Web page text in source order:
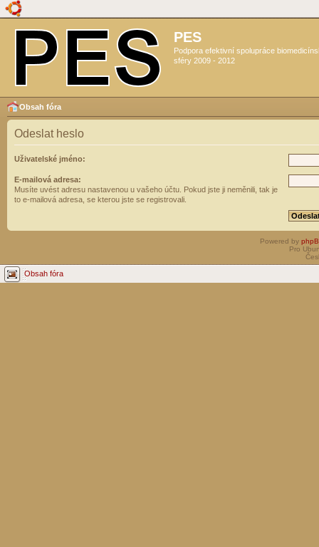
PES
Podpora efektivní spolupráce
sféry 2009 - 2012
Obsah fóra
Odeslat heslo
Uživatelské jméno:
E-mailová adresa:
Musíte uvést adresu nastavenou u vašeho účtu. Pokud jste ji neměnili, tak je
to e-mailová adresa, se kterou jste se registrovali.
Powered by
Pro
Obsah fóra